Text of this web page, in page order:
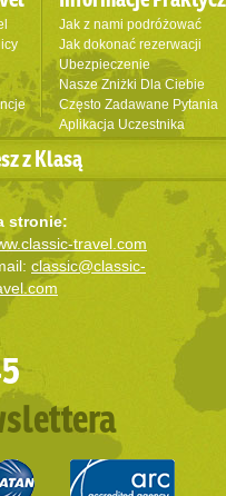
Jak z nami podróżować
Jak dokonać rezerwacji
Ubezpieczenie
Nasze Zniżki Dla Ciebie
Często Zadawane Pytania
Aplikacja Uczestnika
z Klasą
stronie:
travel.com
classic@classic-